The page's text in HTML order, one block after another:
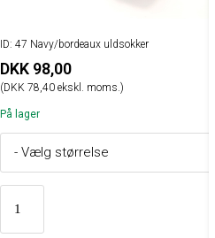
ID: 47 Navy/bordeaux uldsokker
DKK 98,00
(DKK 78,40 ekskl. moms.)
På lager